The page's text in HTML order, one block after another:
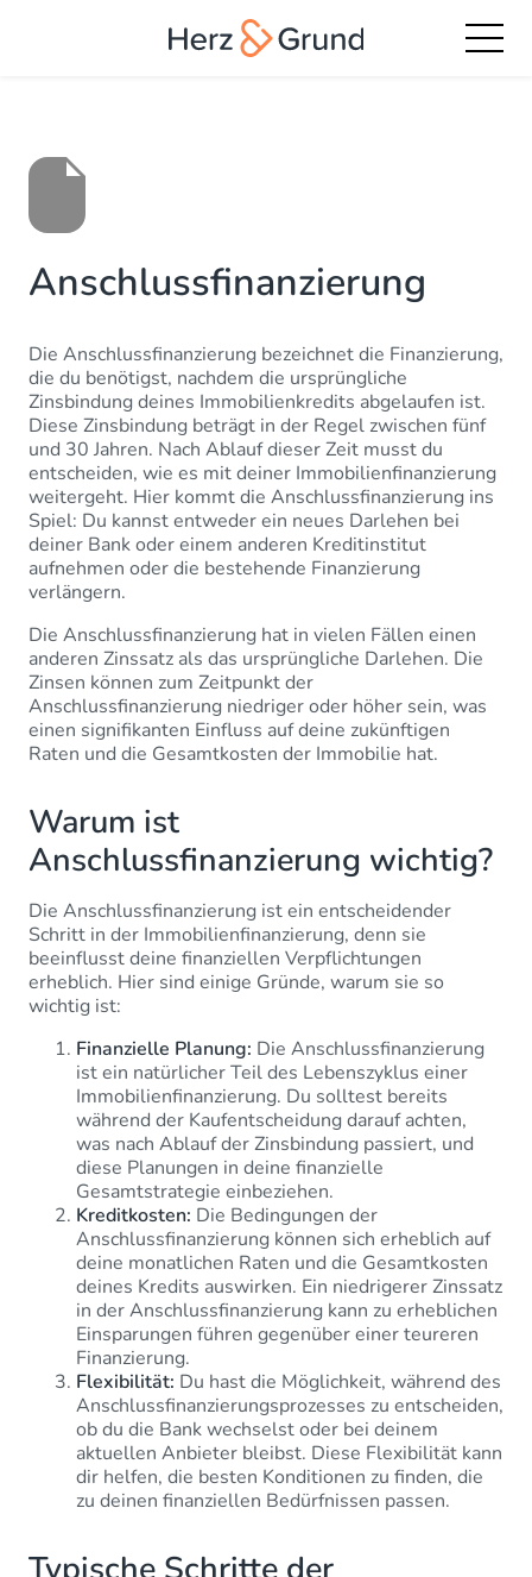
Anschlussfinanzierung
Die Anschlussfinanzierung bezeichnet die Finanzierung,
die du benötigst, nachdem die ursprüngliche
Zinsbindung deines Immobilienkredits abgelaufen ist.
Diese Zinsbindung beträgt in der Regel zwischen fünf
und 30 Jahren. Nach Ablauf dieser Zeit musst du
entscheiden, wie es mit deiner Immobilienfinanzierung
weitergeht. Hier kommt die Anschlussfinanzierung ins
Spiel: Du kannst entweder ein neues Darlehen bei
deiner Bank oder einem anderen Kreditinstitut
aufnehmen oder die bestehende Finanzierung
verlängern.
Die Anschlussfinanzierung hat in vielen Fällen einen
anderen Zinssatz als das ursprüngliche Darlehen. Die
Zinsen können zum Zeitpunkt der
Anschlussfinanzierung niedriger oder höher sein, was
einen signifikanten Einfluss auf deine zukünftigen
Raten und die Gesamtkosten der Immobilie hat.
Warum ist
Anschlussfinanzierung wichtig?
Die Anschlussfinanzierung ist ein entscheidender
Schritt in der Immobilienfinanzierung, denn sie
beeinflusst deine finanziellen Verpflichtungen
erheblich. Hier sind einige Gründe, warum sie so
wichtig ist:
Finanzielle Planung: Die Anschlussfinanzierung
ist ein natürlicher Teil des Lebenszyklus einer
Immobilienfinanzierung. Du solltest bereits
während der Kaufentscheidung darauf achten,
was nach Ablauf der Zinsbindung passiert, und
diese Planungen in deine finanzielle
Gesamtstrategie einbeziehen.
Kreditkosten: Die Bedingungen der
Anschlussfinanzierung können sich erheblich auf
deine monatlichen Raten und die Gesamtkosten
deines Kredits auswirken. Ein niedrigerer Zinssatz
in der Anschlussfinanzierung kann zu erheblichen
Einsparungen führen gegenüber einer teureren
Finanzierung.
Flexibilität: Du hast die Möglichkeit, während des
Anschlussfinanzierungsprozesses zu entscheiden,
ob du die Bank wechselst oder bei deinem
aktuellen Anbieter bleibst. Diese Flexibilität kann
dir helfen, die besten Konditionen zu finden, die
zu deinen finanziellen Bedürfnissen passen.